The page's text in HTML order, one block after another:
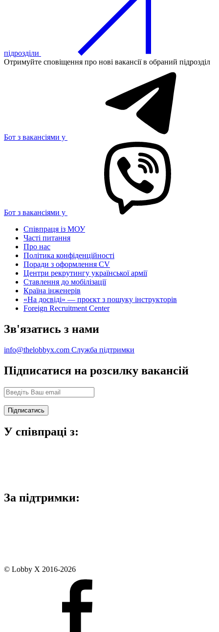
підрозділи
Отримуйте сповіщення про нові вакансії в обраний підрозділ
Бот з вакансіями у
Бот з вакансіями у
Співпраця із МОУ
Часті питання
Про нас
Політика конфіденційності
Поради з оформлення CV
Центри рекрутингу української армії
Ставлення до мобілізації
Країна інженерів
«На досвіді» — проєкт з пошуку інструкторів
Foreign Recruitment Center
Зв'язатись з нами
info@thelobbyx.com Служба підтримки
Підписатися на розсилку вакансій
У співпраці з:
За підтримки:
© Lobby X 2016-2026